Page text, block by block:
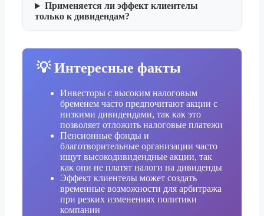
Применяется ли эффект клиентелы
только к дивидендам?
💡 Интересные факты
Инвесторы с высоким налоговым
бременем часто предпочитают акции с
низкими дивидендами, так как это
позволяет отложить налоговые платежи
Пенсионные фонды и
благотворительные организации часто
ищут высокодивидендные акции, так
как они не платят налоги на дивиденды
Эффект клиентелы может создать
временные возможности для арбитража
при резких изменениях политики
компании